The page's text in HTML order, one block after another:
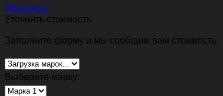
WhatsApp
Уточнить стоимость
Заполните форму и мы сообщим вам стоимость
Выберите марку: